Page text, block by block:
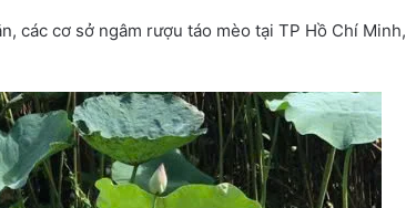
các cơ sở ngâm rượu táo mèo tại TP Hồ Chí Minh,